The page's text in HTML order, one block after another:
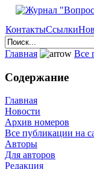
КонтактыСсылки
Главная Все
Содержание
Главная
Новости
Архив номеров
Все публикации на
Авторы
Для авторов
Редакция